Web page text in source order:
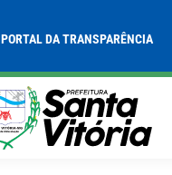
PORTAL DA TRANSPARÊNCIA